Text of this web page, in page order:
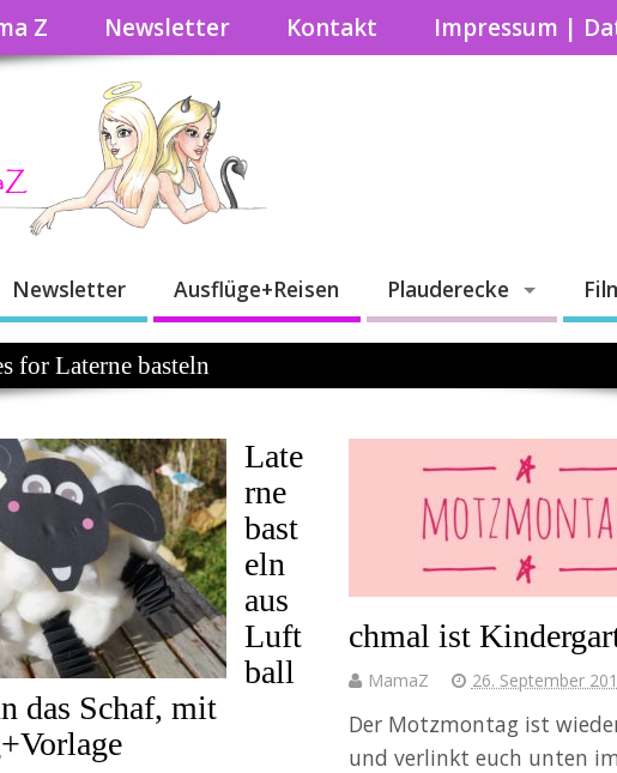
Z Newsletter Kontakt Impressum |
Newsletter Ausflüge+Reisen Plauderecke
for Laterne basteln
Late
rne
bast
eln
aus
Luft
ball
das Schaf, mit
chmal ist
MamaZ 26. September
Der Motzmontag ist
und verlinkt euch unten